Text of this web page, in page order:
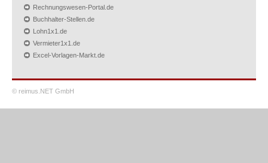
Rechnungswesen-Portal.de
Buchhalter-Stellen.de
Lohn1x1.de
Vermieter1x1.de
Excel-Vorlagen-Markt.de
© reimus.NET GmbH